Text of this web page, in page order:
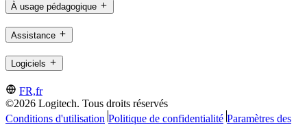
À usage pédagogique
Assistance
Logiciels
FR,fr
©2026 Logitech. Tous droits réservés
Conditions d'utilisation Politique de confidentialité Paramètres des